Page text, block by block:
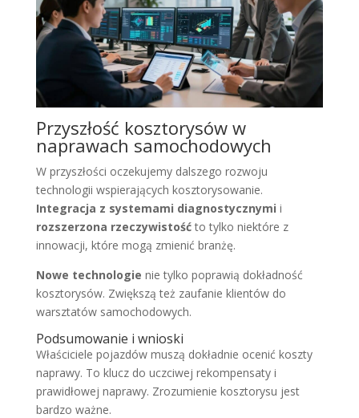
Przyszłość kosztorysów w
naprawach samochodowych
W przyszłości oczekujemy dalszego rozwoju
technologii wspierających kosztorysowanie.
Integracja z systemami diagnostycznymi i
rozszerzona rzeczywistośćto tylko niektóre z
innowacji, które mogą zmienić branżę.
Nowe technologie nie tylko poprawią dokładność
kosztorysów. Zwiększą też zaufanie klientów do
warsztatów samochodowych.
Podsumowanie i wnioski
Właściciele pojazdów muszą dokładnie ocenić koszty
naprawy. To klucz do uczciwej rekompensaty i
prawidłowej naprawy. Zrozumienie kosztorysu jest
bardzo ważne.